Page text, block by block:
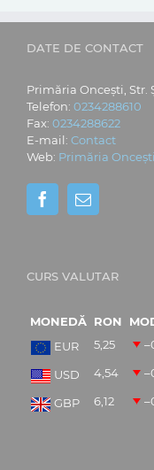
DATE DE CONTACT
Primăria Oncești, Str.
Telefon: 0234288610
Fax: 0234288622
E-mail: Contact
Web: Primăria Oncești
CURS VALUTAR
MONEDĂ RON
EUR
5,25
USD 4,54
GBP 6,12